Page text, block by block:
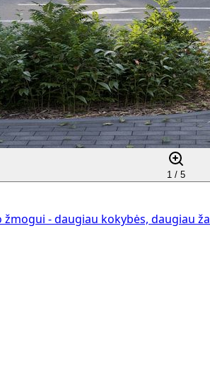
1 / 5
- daugiau kokybės, daugiau